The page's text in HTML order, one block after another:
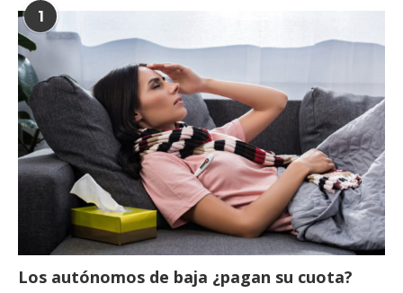
1
Los autónomos de baja ¿pagan su cuota?